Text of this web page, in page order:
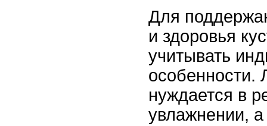
Для
и здоровья
учитывать
особенности.
нуждается в
увлажнении,